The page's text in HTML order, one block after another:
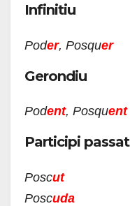
Infinitiu
Poder, Posquer
Gerondiu
Podent, Posquent
Participi passat
Poscut
Poscuda